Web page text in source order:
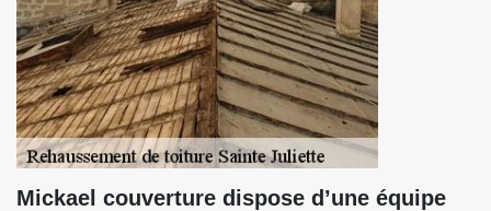
Mickael couverture dispose d’une équipe